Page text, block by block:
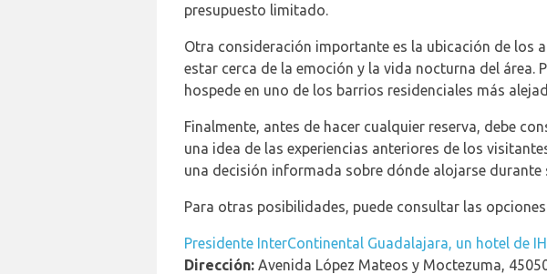
presupuesto limitado.
Otra consideración importante es la ubicación de los
estar cerca de la emoción y la vida nocturna del
hospede en uno de los barrios residenciales más
Finalmente, antes de hacer cualquier reserva, debe
una idea de las experiencias anteriores de los
una decisión informada sobre dónde alojarse durante
Para otras posibilidades, puede consultar las
Presidente InterContinental Guadalajara, un hotel de
Dirección: Avenida López Mateos y Moctezuma,